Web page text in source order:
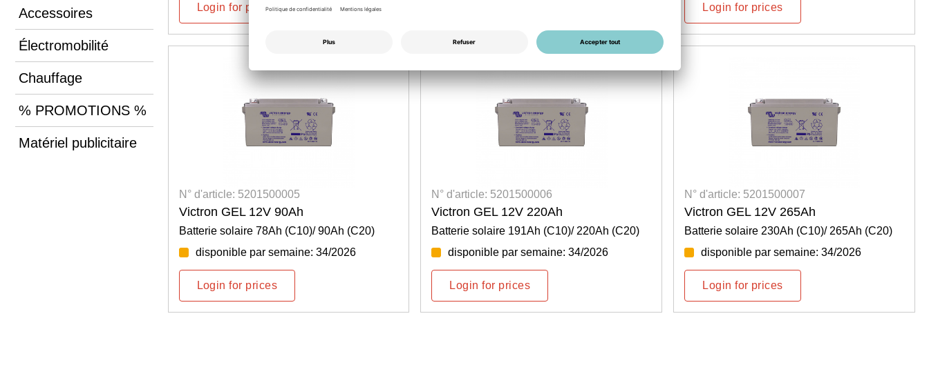
Accessoires
Électromobilité
Chauffage
% PROMOTIONS %
Matériel publicitaire
Login for prices Login for prices
N° d'article: 5201500005
Victron GEL 12V 90Ah
Batterie solaire 78Ah (C10)/ 90Ah (C20)
disponible par semaine: 34/2026
Login for prices
N° d'article: 5201500006
Victron GEL 12V 220Ah
Batterie solaire 191Ah (C10)/ 220Ah (C20)
disponible par semaine: 34/2026
Login for prices
N° d'article: 5201500007
Victron GEL 12V 265Ah
Batterie solaire 230Ah (C10)/ 265Ah (C20)
disponible par semaine: 34/2026
Login for prices